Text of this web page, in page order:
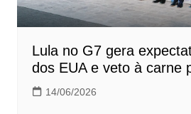
Lula no G7 gera
dos EUA e veto à carne
14/06/2026